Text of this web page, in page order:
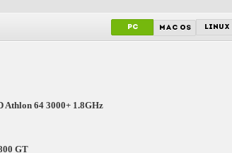
PC mac os linux
Athlon 64 3000+ 1.8GHz
GT